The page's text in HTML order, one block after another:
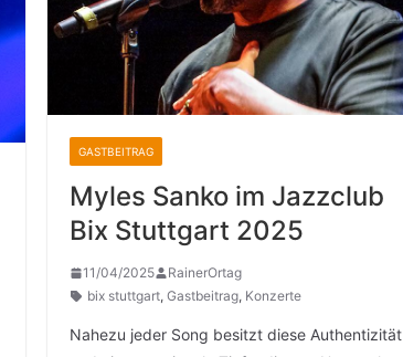
GASTBEITRAG
Myles Sanko im Jazzclub
Bix Stuttgart 2025
11/04/2025
RainerOrtag
bix stuttgart, Gastbeitrag, Konzerte
Nahezu jeder Song besitzt diese Authentizität